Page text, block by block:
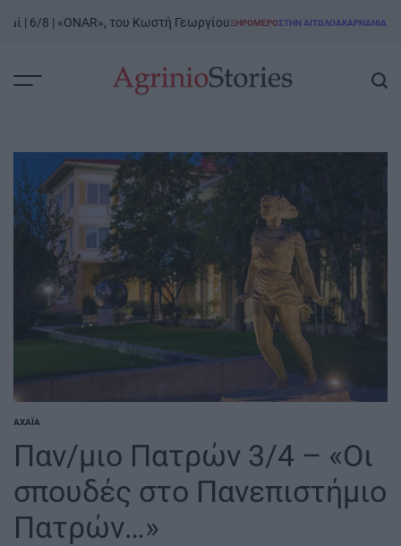
8 | «ONAR», του Κωστή ΓεωργίουPOSTED
ΞΗΡΟΜΕΡΟΣΤΗΝ ΑΙΤΩΛΟΑΚΑΡΝΑΝΊΑ
POSTED
ΑΧΑΪ́Α
Παν/μιο Πατρών 3/4 – «Οι
σπουδές στο Πανεπιστήμιο
Πατρών…»